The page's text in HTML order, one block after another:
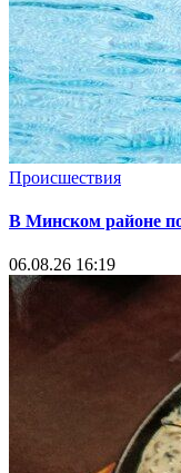
Происшествия
В Минском районе
06.08.26 16:19